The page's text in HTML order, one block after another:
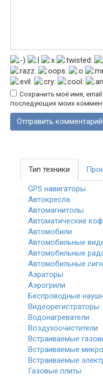
Сохранить моё имя,
последующих моих
Тип техники
GPS навигаторы
Автокресла
Автомагнитолы
Автоматические
Автомобили
Автомобильные
Автомобильные
Автомобильные
Аэраторы
Аэрогрили
Беспроводные
Видеорегистраторы
Водонагреватели
Воздухоочистители
Встраиваемые
Встраиваемые
Встраиваемые
Газовые плиты